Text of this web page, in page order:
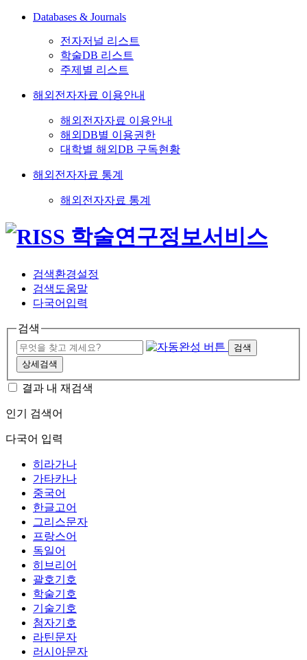
Databases & Journals
전자저널 리스트
학술DB 리스트
주제별 리스트
해외전자자료 이용안내
해외전자자료 이용안내
해외DB별 이용권한
대학별 해외DB 구독현황
해외전자자료 통계
해외전자자료 통계
검색환경설정
검색도움말
다국어입력
검색
검색
상세검색
결과 내 재검색
인기 검색어
다국어 입력
히라가나
가타카나
중국어
한글고어
그리스문자
프랑스어
독일어
히브리어
괄호기호
학술기호
기술기호
첨자기호
라틴문자
러시아문자